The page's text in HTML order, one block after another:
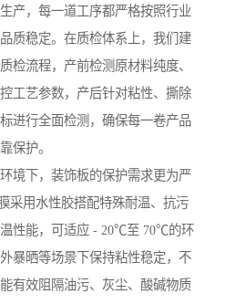
产，每一道工序都严格按照行业
质稳定。在质检体系上，我们建
检流程，产前检测原材料纯度、
工艺参数，产后针对粘性、撕除
进行全面检测，确保每一卷产品
保护。
境下，装饰板的保护需求更为严
采用水性胶搭配特殊耐温、抗污
性能，可适应 - 20℃至 70℃的环
暴晒等场景下保持粘性稳定，不
有效阻隔油污、灰尘、酸碱物质